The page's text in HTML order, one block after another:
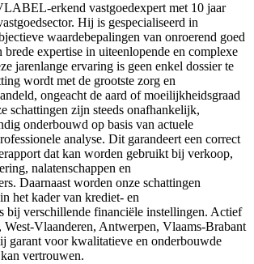
erkend vastgoedexpert met 10 jaar
Hij is gespecialiseerd in
waardebepalingen van onroerend goed
brede expertise in uiteenlopende en complexe
jarenlange ervaring is geen enkel dossier te
wordt met de grootste zorg en
ongeacht de aard of moeilijkheidsgraad
schattingen zijn steeds onafhankelijk,
onderbouwd op basis van actuele
analyse. Dit garandeert een correct
dat kan worden gebruikt bij verkoop,
nalatenschappen en
Daarnaast worden onze schattingen
het kader van krediet- en
bij verschillende financiële instellingen. Actief
Vlaanderen, Antwerpen, Vlaams-Brabant
garant voor kwalitatieve en onderbouwde
vertrouwen.